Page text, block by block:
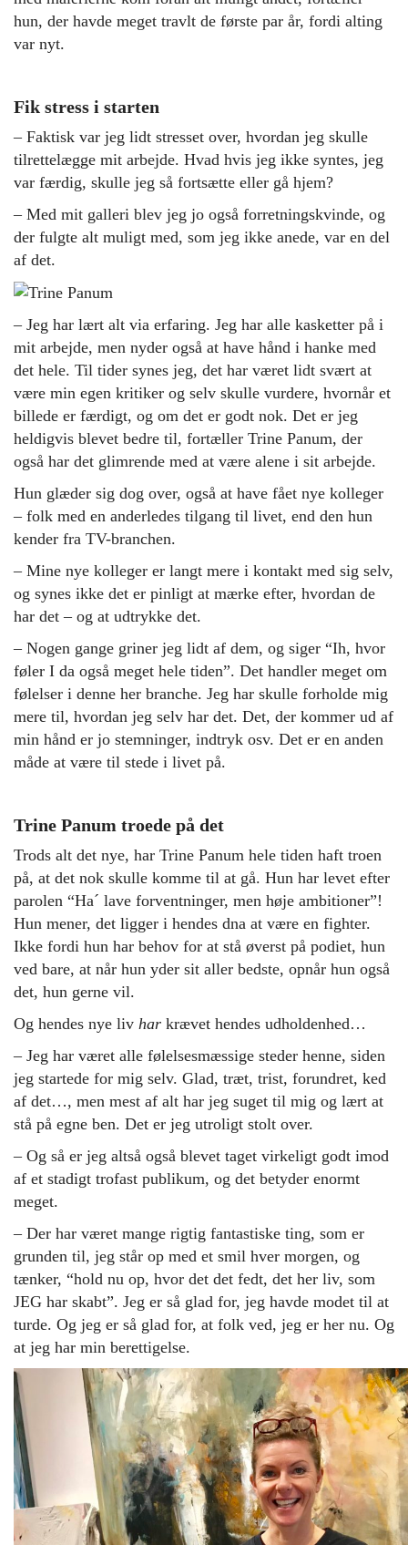
hun, der havde meget travlt de første par år, fordi alting
var nyt.
Fik stress i starten
– Faktisk var jeg lidt stresset over, hvordan jeg skulle
tilrettelægge mit arbejde. Hvad hvis jeg ikke syntes, jeg
var færdig, skulle jeg så fortsætte eller gå hjem?
– Med mit galleri blev jeg jo også forretningskvinde, og
der fulgte alt muligt med, som jeg ikke anede, var en del
af det.
– Jeg har lært alt via erfaring. Jeg har alle kasketter på i
mit arbejde, men nyder også at have hånd i hanke med
det hele. Til tider synes jeg, det har været lidt svært at
være min egen kritiker og selv skulle vurdere, hvornår et
billede er færdigt, og om det er godt nok. Det er jeg
heldigvis blevet bedre til, fortæller Trine Panum, der
også har det glimrende med at være alene i sit arbejde.
Hun glæder sig dog over, også at have fået nye kolleger
– folk med en anderledes tilgang til livet, end den hun
kender fra TV-branchen.
– Mine nye kolleger er langt mere i kontakt med sig selv,
og synes ikke det er pinligt at mærke efter, hvordan de
har det – og at udtrykke det.
– Nogen gange griner jeg lidt af dem, og siger “Ih, hvor
føler I da også meget hele tiden”. Det handler meget om
følelser i denne her branche. Jeg har skulle forholde mig
mere til, hvordan jeg selv har det. Det, der kommer ud af
min hånd er jo stemninger, indtryk osv. Det er en anden
måde at være til stede i livet på.
Trine Panum troede på det
Trods alt det nye, har Trine Panum hele tiden haft troen
på, at det nok skulle komme til at gå. Hun har levet efter
parolen “Ha´ lave forventninger, men høje ambitioner”!
Hun mener, det ligger i hendes dna at være en fighter.
Ikke fordi hun har behov for at stå øverst på podiet, hun
ved bare, at når hun yder sit aller bedste, opnår hun også
det, hun gerne vil.
Og hendes nye liv har krævet hendes udholdenhed…
– Jeg har været alle følelsesmæssige steder henne, siden
jeg startede for mig selv. Glad, træt, trist, forundret, ked
af det…, men mest af alt har jeg suget til mig og lært at
stå på egne ben. Det er jeg utroligt stolt over.
– Og så er jeg altså også blevet taget virkeligt godt imod
af et stadigt trofast publikum, og det betyder enormt
meget.
– Der har været mange rigtig fantastiske ting, som er
grunden til, jeg står op med et smil hver morgen, og
tænker, “hold nu op, hvor det det fedt, det her liv, som
JEG har skabt”. Jeg er så glad for, jeg havde modet til at
turde. Og jeg er så glad for, at folk ved, jeg er her nu. Og
at jeg har min berettigelse.